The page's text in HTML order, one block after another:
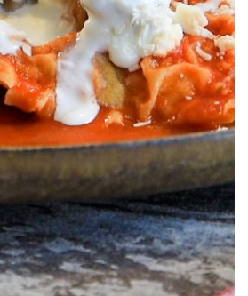
con Arrachera